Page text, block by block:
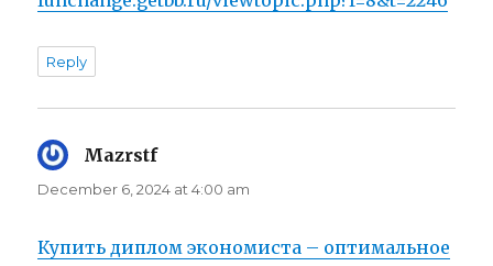
Reply
Mazrstfsays:
December 6, 2024 at 4:00 am
Купить диплом экономиста – оптимальное